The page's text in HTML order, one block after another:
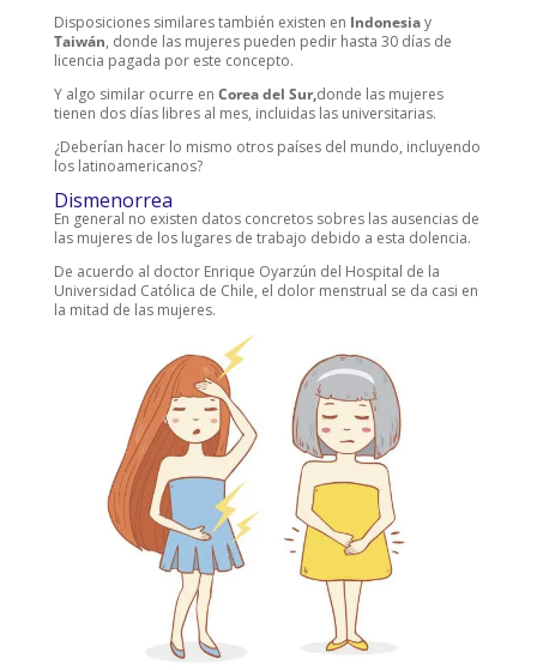
Disposiciones similares también existen en Indonesiay
Taiwán, donde las mujeres pueden pedir hasta 30 días de
licencia pagada por este concepto.
Y algo similar ocurre en Corea del Sur,donde las mujeres
tienen dos días libres al mes, incluidas las universitarias.
¿Deberían hacer lo mismo otros países del mundo, incluyendo
los latinoamericanos?
Dismenorrea
En general no existen datos concretos sobres las ausencias de
las mujeres de los lugares de trabajo debido a esta dolencia.
De acuerdo al doctor Enrique Oyarzún del Hospital de la
Universidad Católica de Chile, el dolor menstrual se da casi en
la mitad de las mujeres.